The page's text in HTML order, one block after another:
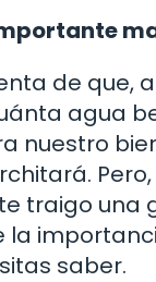
de que,
agua
nuestro
traigo
la
saber.